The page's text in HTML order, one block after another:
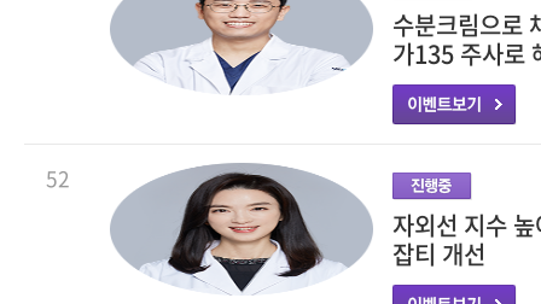
수분크림으로
가135 주사로
52
자외선 지수
잡티 개선